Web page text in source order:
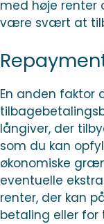
med høje renter
være svært at
En anden faktor
långiver, der
som du kan
økonomiske
eventuelle
renter, der kan
betaling eller